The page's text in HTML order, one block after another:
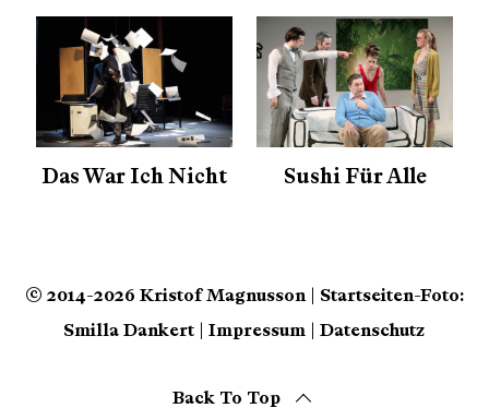
Das War Ich Nicht Sushi Für Alle
© 2014-2026 Kristof Magnusson | Startseiten-Foto:
Smilla Dankert |Impressum |Datenschutz
Back To Top